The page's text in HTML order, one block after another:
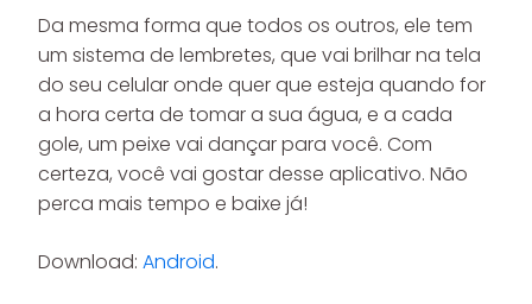
Da mesma forma que todos os outros, ele tem
um sistema de lembretes, que vai brilhar na tela
do seu celular onde quer que esteja quando for
a hora certa de tomar a sua água, e a cada
gole, um peixe vai dançar para você. Com
certeza, você vai gostar desse aplicativo. Não
perca mais tempo e baixe já!
Download: Android.